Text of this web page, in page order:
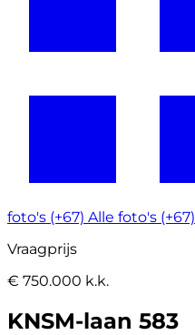
foto's (+67) Alle foto's (+67)
Vraagprijs
€ 750.000 k.k.
KNSM-laan 583